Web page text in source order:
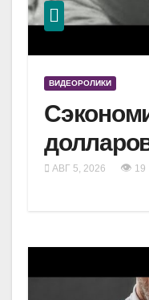
ВИДЕОРОЛИКИ
АВГ 5, 2026 👁 19